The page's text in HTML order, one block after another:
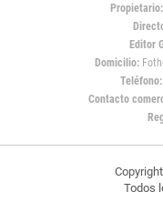
Propietario:
Editor
Domicilio:
Teléfono:
Contacto
Copyright
Todos